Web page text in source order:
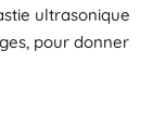
ultrasonique
pour donner